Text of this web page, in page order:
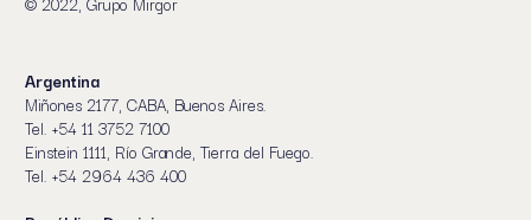
Argentina
Miñones 2177, CABA, Buenos Aires.
Tel. +54 11 3752 7100
Einstein 1111, Río Grande, Tierra del Fuego.
Tel. +54 2964 436 400